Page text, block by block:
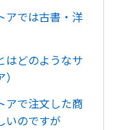
アでは古書・洋
はどのようなサ
アで注文した商
いのですが